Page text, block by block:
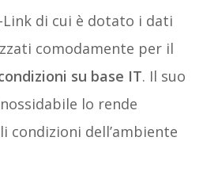
Link di cui è dotato i dati
comodamente per il
su base IT. Il suo
lo rende
condizioni dell’ambiente